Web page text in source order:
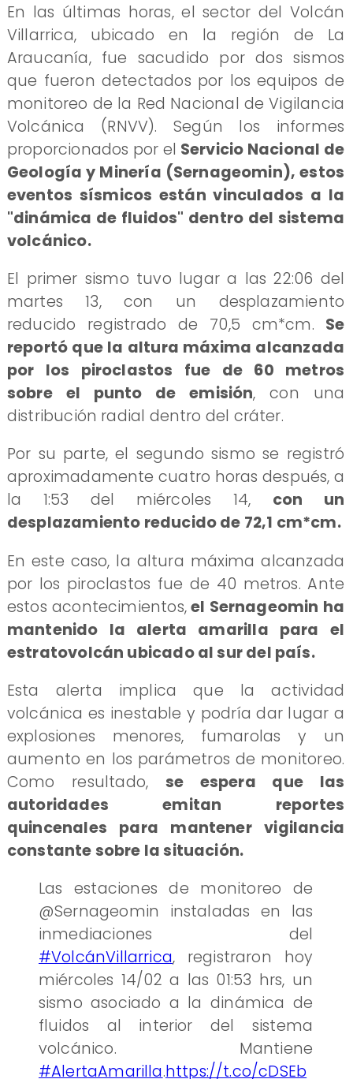
En las últimas horas, el sector del Volcán
Villarrica, ubicado en la región de La
Araucanía, fue sacudido por dos sismos
que fueron detectados por los equipos de
monitoreo de la Red Nacional de Vigilancia
Volcánica (RNVV). Según los informes
proporcionados por el Servicio Nacional de
Geología y Minería (Sernageomin), estos
eventos sísmicos están vinculados a la
"dinámica de fluidos" dentro del sistema
volcánico.
El primer sismo tuvo lugar a las 22:06 del
martes 13, con un desplazamiento
reducido registrado de 70,5 cm*cm. Se
reportó que la altura máxima alcanzada
por los piroclastos fue de 60 metros
sobre el punto de emisión, con una
distribución radial dentro del cráter.
Por su parte, el segundo sismo se registró
aproximadamente cuatro horas después, a
la 1:53 del miércoles 14, con un
desplazamiento reducido de 72,1 cm*cm.
En este caso, la altura máxima alcanzada
por los piroclastos fue de 40 metros. Ante
estos acontecimientos,el Sernageomin ha
mantenido la alerta amarilla para el
estratovolcán ubicado al sur del país.
Esta alerta implica que la actividad
volcánica es inestable y podría dar lugar a
explosiones menores, fumarolas y un
aumento en los parámetros de monitoreo.
Como resultado, se espera que las
autoridades emitan reportes
quincenales para mantener vigilancia
constante sobre la situación.
Las estaciones de monitoreo de
@Sernageomin instaladas en las
inmediaciones del
#VolcánVillarrica, registraron hoy
miércoles 14/02 a las 01:53 hrs, un
sismo asociado a la dinámica de
fluidos al interior del sistema
volcánico. Mantiene
#AlertaAmarilla.https://t.co/cDSEb